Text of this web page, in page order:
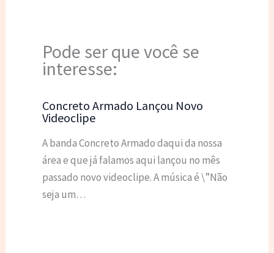
Pode ser que você se
interesse:
Concreto Armado Lançou Novo
Videoclipe
A banda Concreto Armado daqui da nossa
área e que já falamos aqui lançou no mês
passado novo videoclipe. A música é \”Não
seja um…